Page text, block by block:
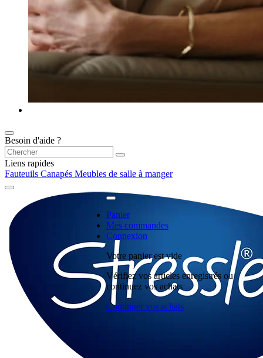
Besoin d'aide ?
Liens rapides
Fauteuils Canapés Meubles de salle à manger
Panier
Mes commandes
Connexion
Votre panier est vide
Vérifiez vos articles enregistrés ou
continuez vos achats
Continuer vos achats